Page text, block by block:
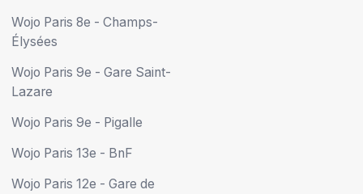
Wojo Paris 8e - Champs-
Élysées
Wojo Paris 9e - Gare Saint-
Lazare
Wojo Paris 9e - Pigalle
Wojo Paris 13e - BnF
Wojo Paris 12e - Gare de